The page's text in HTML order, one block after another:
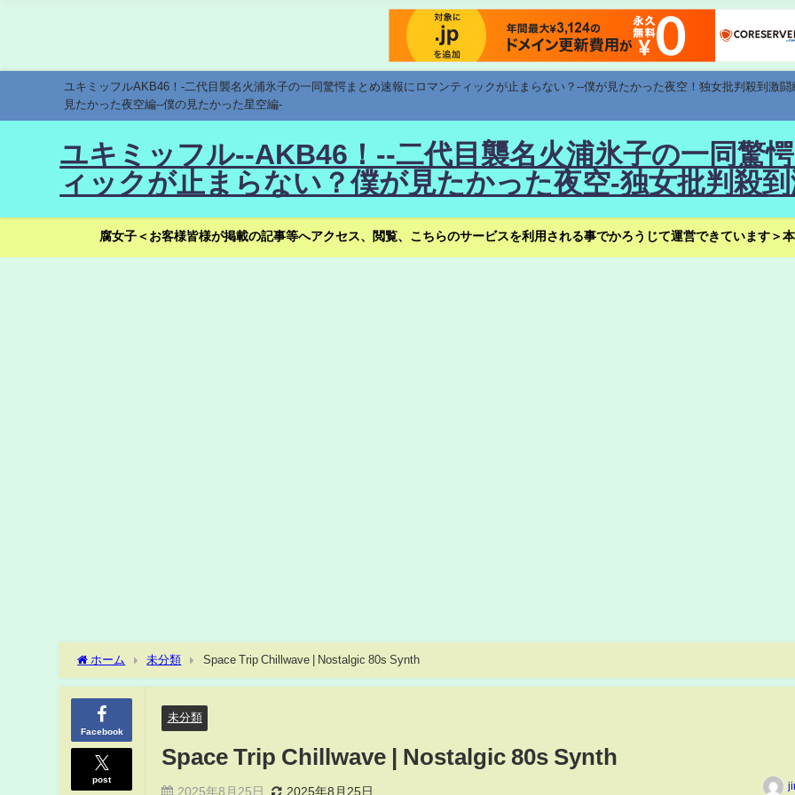
ユキミッフルAKB46！-二代目襲名火浦氷子の一同驚愕まとめ速報にロマンティックが止まらない？--僕が見たかった夜空！独女批判殺到激
見たかった夜空編--僕の見たかった星空編-
ユキミッフル--AKB46！--二代目襲名火浦氷子の一同驚
ィックが止まらない？僕が見たかった夜空-独女批判殺
腐女子＜お客様皆様が掲載の記事等へアクセス、閲覧、こちらのサービスを利用される事でかろうじて運営できています＞
ホーム 未分類 Space Trip Chillwave | Nostalgic 80s Synth
Facebook
post
未分類
Space Trip Chillwave | Nostalgic 80s Synth
2025年8月25日 2025年8月25日